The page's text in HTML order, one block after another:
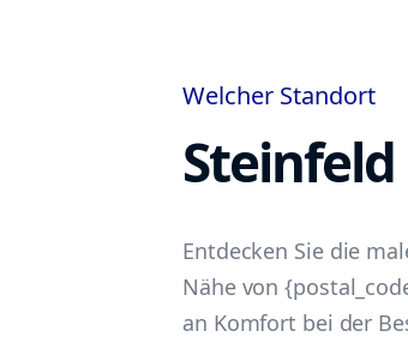
Welcher Standort
Steinfeld
Entdecken Sie die
Nähe von
an Komfort bei der